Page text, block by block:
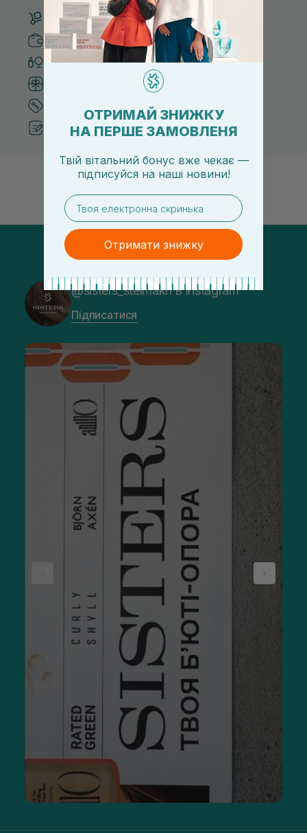
Безкоштовна доставка від 3000 UAH
Безпечні способи оплати
Тільки оригінальна косметика
Система бонусів та лояльності
Кращі ціни та топ товари
Рекомендації від косметологів
@sisters_stelmakh в Instagram
Підписатися
ОТРИМАЙ ЗНИЖКУ
НА ПЕРШЕ ЗАМОВЛЕНЯ
Твій вітальний бонус вже чекає —
підписуйся на наші новини!
email
Отримати знижку